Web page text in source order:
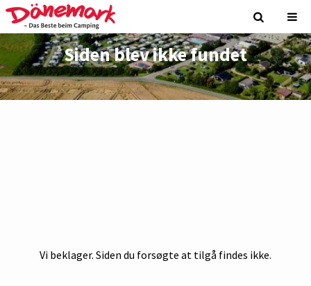
Siden blev ikke fundet
Vi beklager. Siden du forsøgte at tilgå findes ikke.